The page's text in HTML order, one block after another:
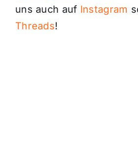
uns auch auf Instagram
Threads!